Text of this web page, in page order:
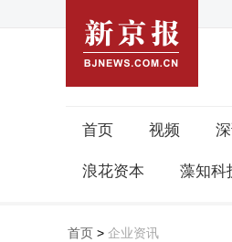
首页 视频
浪花资本 藻知科
首页 > 企业资讯